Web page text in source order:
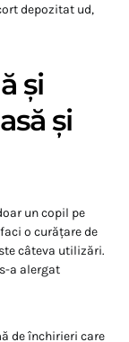
depozitat ud,
și
și
un copil pe
o curățare de
câteva utilizări.
a alergat
de închirieri care